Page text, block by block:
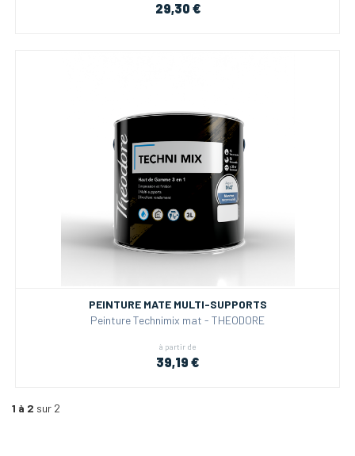
29,30 €
PEINTURE MATE MULTI-SUPPORTS
Peinture Technimix mat - THEODORE
à partir de
39,19 €
1 à 2 sur 2